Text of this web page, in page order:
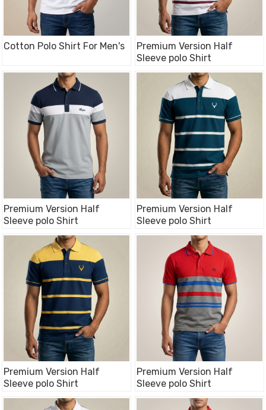
Cotton Polo Shirt For Men's
Premium Version Half
Sleeve polo Shirt
Premium Version Half
Sleeve polo Shirt
Premium Version Half
Sleeve polo Shirt
Premium Version Half
Sleeve polo Shirt
Premium Version Half
Sleeve polo Shirt